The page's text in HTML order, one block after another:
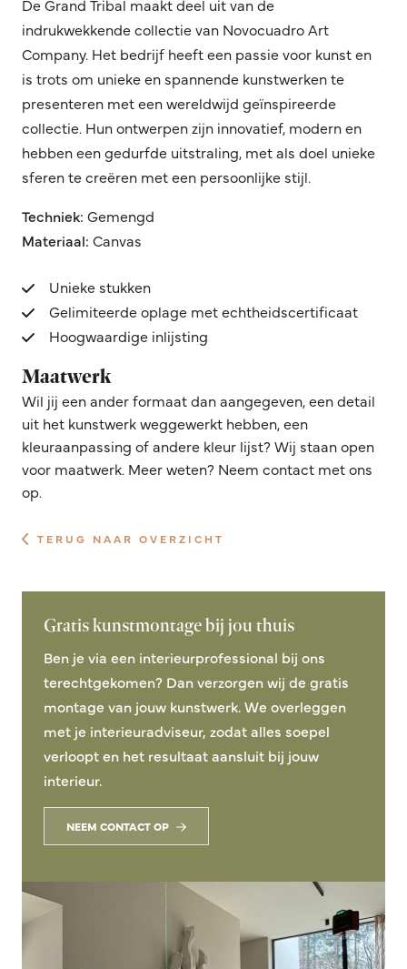
De Grand Tribal maakt deel uit van de
indrukwekkende collectie van Novocuadro Art
Company. Het bedrijf heeft een passie voor kunst en
is trots om unieke en spannende kunstwerken te
presenteren met een wereldwijd geïnspireerde
collectie. Hun ontwerpen zijn innovatief, modern en
hebben een gedurfde uitstraling, met als doel unieke
sferen te creëren met een persoonlijke stijl.
Techniek: Gemengd
Materiaal: Canvas
Unieke stukken
Gelimiteerde oplage met echtheidscertificaat
Hoogwaardige inlijsting
Maatwerk
Wil jij een ander formaat dan aangegeven, een detail
uit het kunstwerk weggewerkt hebben, een
kleuraanpassing of andere kleur lijst? Wij staan open
voor maatwerk. Meer weten? Neem contact met ons
op.
TERUG NAAR OVERZICHT
Gratis kunstmontage bij jou thuis
Ben je via een interieurprofessional bij ons
terechtgekomen? Dan verzorgen wij de gratis
montage van jouw kunstwerk. We overleggen
met je interieuradviseur, zodat alles soepel
verloopt en het resultaat aansluit bij jouw
interieur.
NEEM CONTACT OP